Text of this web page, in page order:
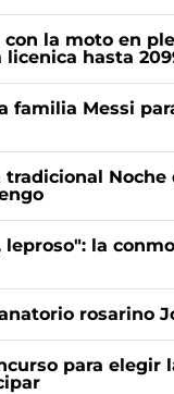
con la moto en
hasta
familia Messi
tradicional
la
rosarino
para elegir